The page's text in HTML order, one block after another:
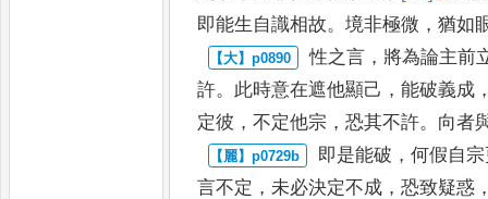
即能生 自識相故。境非極微 ，猶如
性之言 ， 將為論主前
許。 此時意在遮他顯己 ，能破義成
定彼 ，不定他宗 ，恐其不許。 向者
即是能破 ，何假自
言不定 ，未必決定不成 ，恐致疑惑